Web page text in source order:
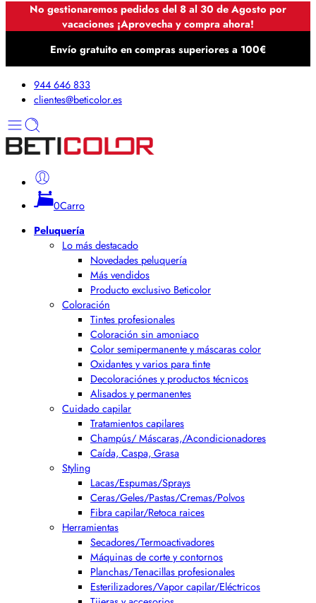
No gestionaremos pedidos del 8 al 30 de Agosto por
vacaciones ¡Aprovecha y compra ahora!
Envío gratuito en compras superiores a 100€
944 646 833
clientes@beticolor.es
0Carro
Peluquería
Lo más destacado
Novedades peluquería
Más vendidos
Producto exclusivo Beticolor
Coloración
Tintes profesionales
Coloración sin amoniaco
Color semipermanente y máscaras color
Oxidantes y varios para tinte
Decoloraciónes y productos técnicos
Alisados y permanentes
Cuidado capilar
Tratamientos capilares
Champús/ Máscaras,/Acondicionadores
Caída, Caspa, Grasa
Styling
Lacas/Espumas/Sprays
Ceras/Geles/Pastas/Cremas/Polvos
Fibra capilar/Retoca raices
Herramientas
Secadores/Termoactivadores
Máquinas de corte y contornos
Planchas/Tenacillas profesionales
Esterilizadores/Vapor capilar/Eléctricos